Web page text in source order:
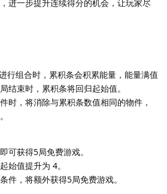
进一步提升连续得分的机会，让玩家尽
行组合时，累积条会积累能量，能量满值
结束时，累积条将回归起始值。
时，将消除与累积条数值相同的物件，
可获得5局免费游戏。
始值提升为 4。
件，将额外获得5局免费游戏。